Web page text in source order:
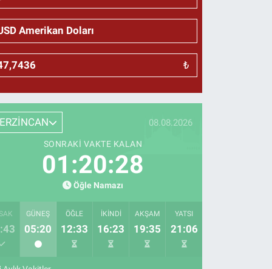
₺
ERZİNCAN 08.08.2026
SONRAKI VAKTE KALAN
01:20:27
Öğle Namazı
GÜNEŞ
05:20
ÖĞLE
12:33
İKINDI
16:23
AKŞAM
19:35
YATSI
21:06